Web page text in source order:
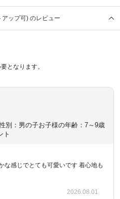
ップ可) のレビュー
となります。
別：男の子お子様の年齢：7～9歳
ト
な感じでとても可愛いです 着心地も
2026.08.01